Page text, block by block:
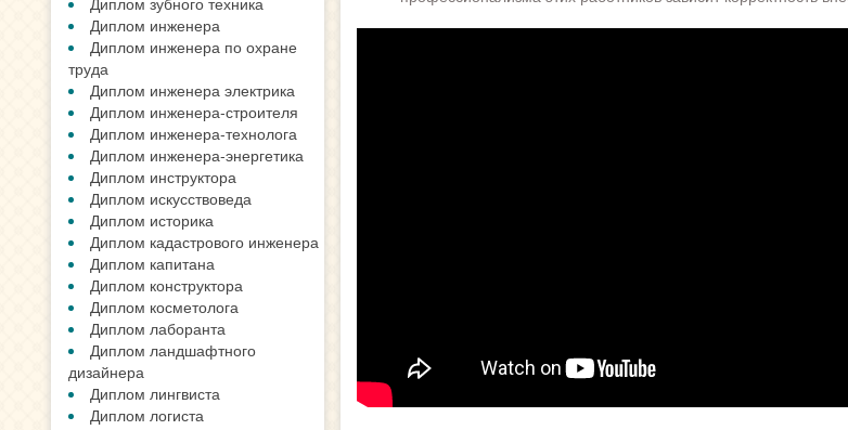
Диплом инженера
Диплом инженера по охране
труда
Диплом инженера электрика
Диплом инженера-строителя
Диплом инженера-технолога
Диплом инженера-энергетика
Диплом инструктора
Диплом искусствоведа
Диплом историка
Диплом кадастрового инженера
Диплом капитана
Диплом конструктора
Диплом косметолога
Диплом лаборанта
Диплом ландшафтного
дизайнера
Диплом лингвиста
Диплом логиста